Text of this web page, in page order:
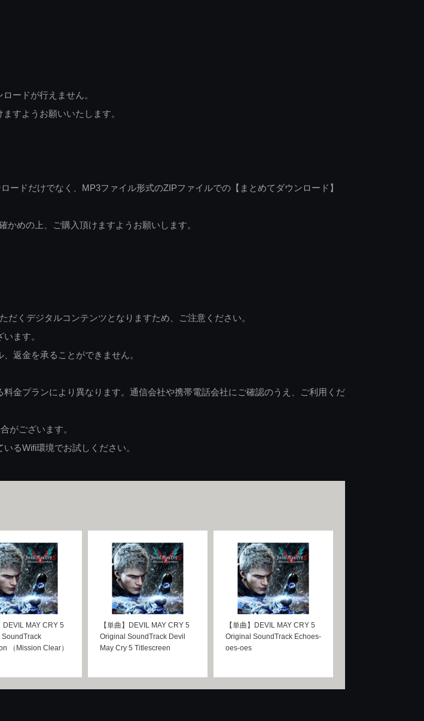
ードが行えません。
すようお願いいたします。
ドだけでなく、MP3ファイル形式のZIPファイルでの【まとめてダウンロード】
めの上、ご購入頂けますようお願いします。
くデジタルコンテンツとなりますため、ご注意ください。
ます。
返金を承ることができません。
金プランにより異なります。通信会社や携帯電話会社にご確認のうえ、ご利用くだ
がございます。
るWifi環境でお試しください。
DEVIL MAY CRY 5
（Mission Clear）
【単曲】DEVIL MAY CRY 5
Original SoundTrack Devil
May Cry 5 Titlescreen
【単曲】DEVIL MAY CRY 5
Original SoundTrack Echoes-
oes-oes